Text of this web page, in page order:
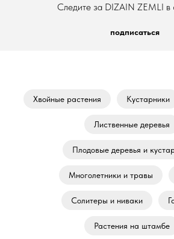
Следите за DIZAIN ZEMLI в
подписаться
Хвойные растения Кустарники
Лиственные деревья
Плодовые деревья и
Многолетники и травы
Солитеры и ниваки
Растения на штамбе